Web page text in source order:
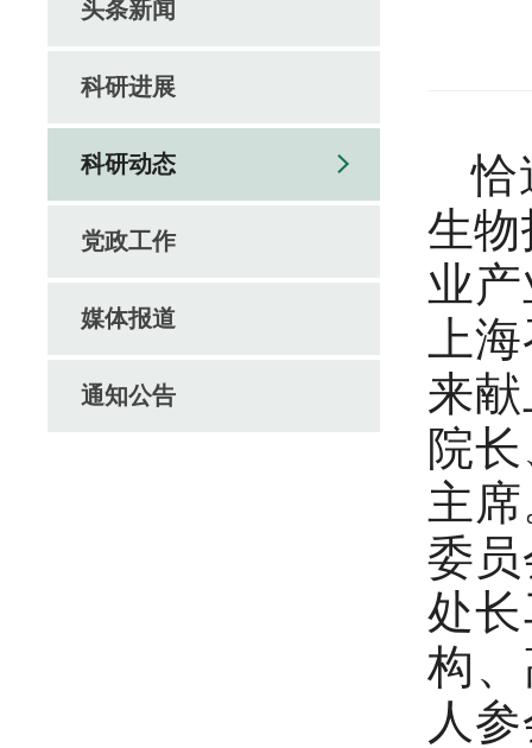
头条新闻
科研进展
科研动态
党政工作
媒体报道
通知公告
恰
生物
业
上
来
院
主
委
处
构
人